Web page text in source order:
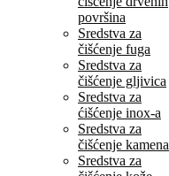
površina
Sredstva za
čišćenje fuga
Sredstva za
čišćenje gljivica
Sredstva za
ćišćenje inox-a
Sredstva za
čišćenje kamena
Sredstva za